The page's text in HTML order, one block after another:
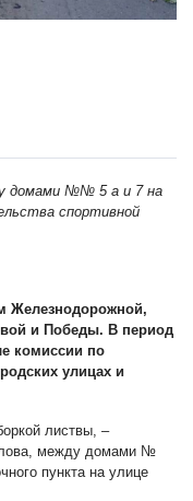
домами №№ 5 а и 7 на
спортивной
Железнодорожной,
и Победы. В период
комиссии по
улицах и
листвы, –
между домами №
пункта на улице